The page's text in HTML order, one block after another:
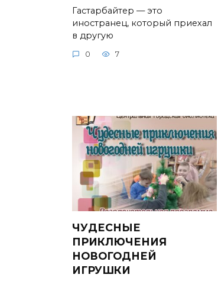
Гастарбайтер — это
иностранец, который приехал
в другую
0 7
ЧУДЕСНЫЕ
ПРИКЛЮЧЕНИЯ
НОВОГОДНЕЙ
ИГРУШКИ